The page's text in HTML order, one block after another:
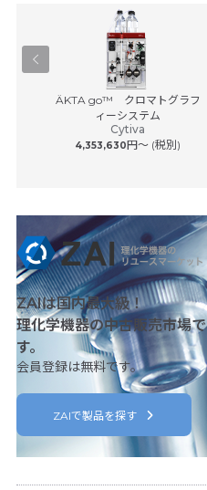
ÄKTA go™ クロマトグラフ
ィーシステム
Cytiva
4,353,630円〜 (税別)
ZAIは国内最大級！
理化学機器の中古販売市場で
す。
会員登録は無料です。
ZAIで製品を探す